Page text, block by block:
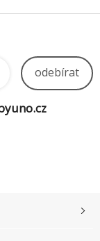
odebírat